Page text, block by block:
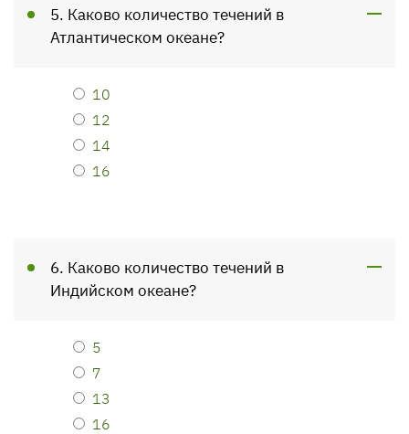
5. Каково количество течений в
Атлантическом океане?
10
12
14
16
6. Каково количество течений в
Индийском океане?
5
7
13
16